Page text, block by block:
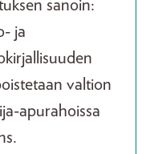
sanoin:
ja
valtion
apurahoissa